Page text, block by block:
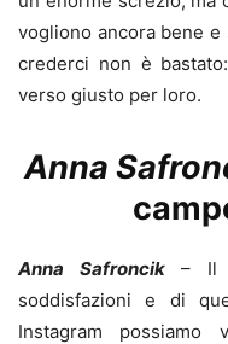
vogliono ancora bene
crederci non è
verso giusto per loro.
Anna
Anna Safroncik– Il
soddisfazioni e di
Instagram